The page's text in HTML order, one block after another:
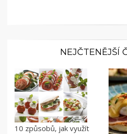
NEJČTENĚJŠÍ
10 způsobů, jak využít